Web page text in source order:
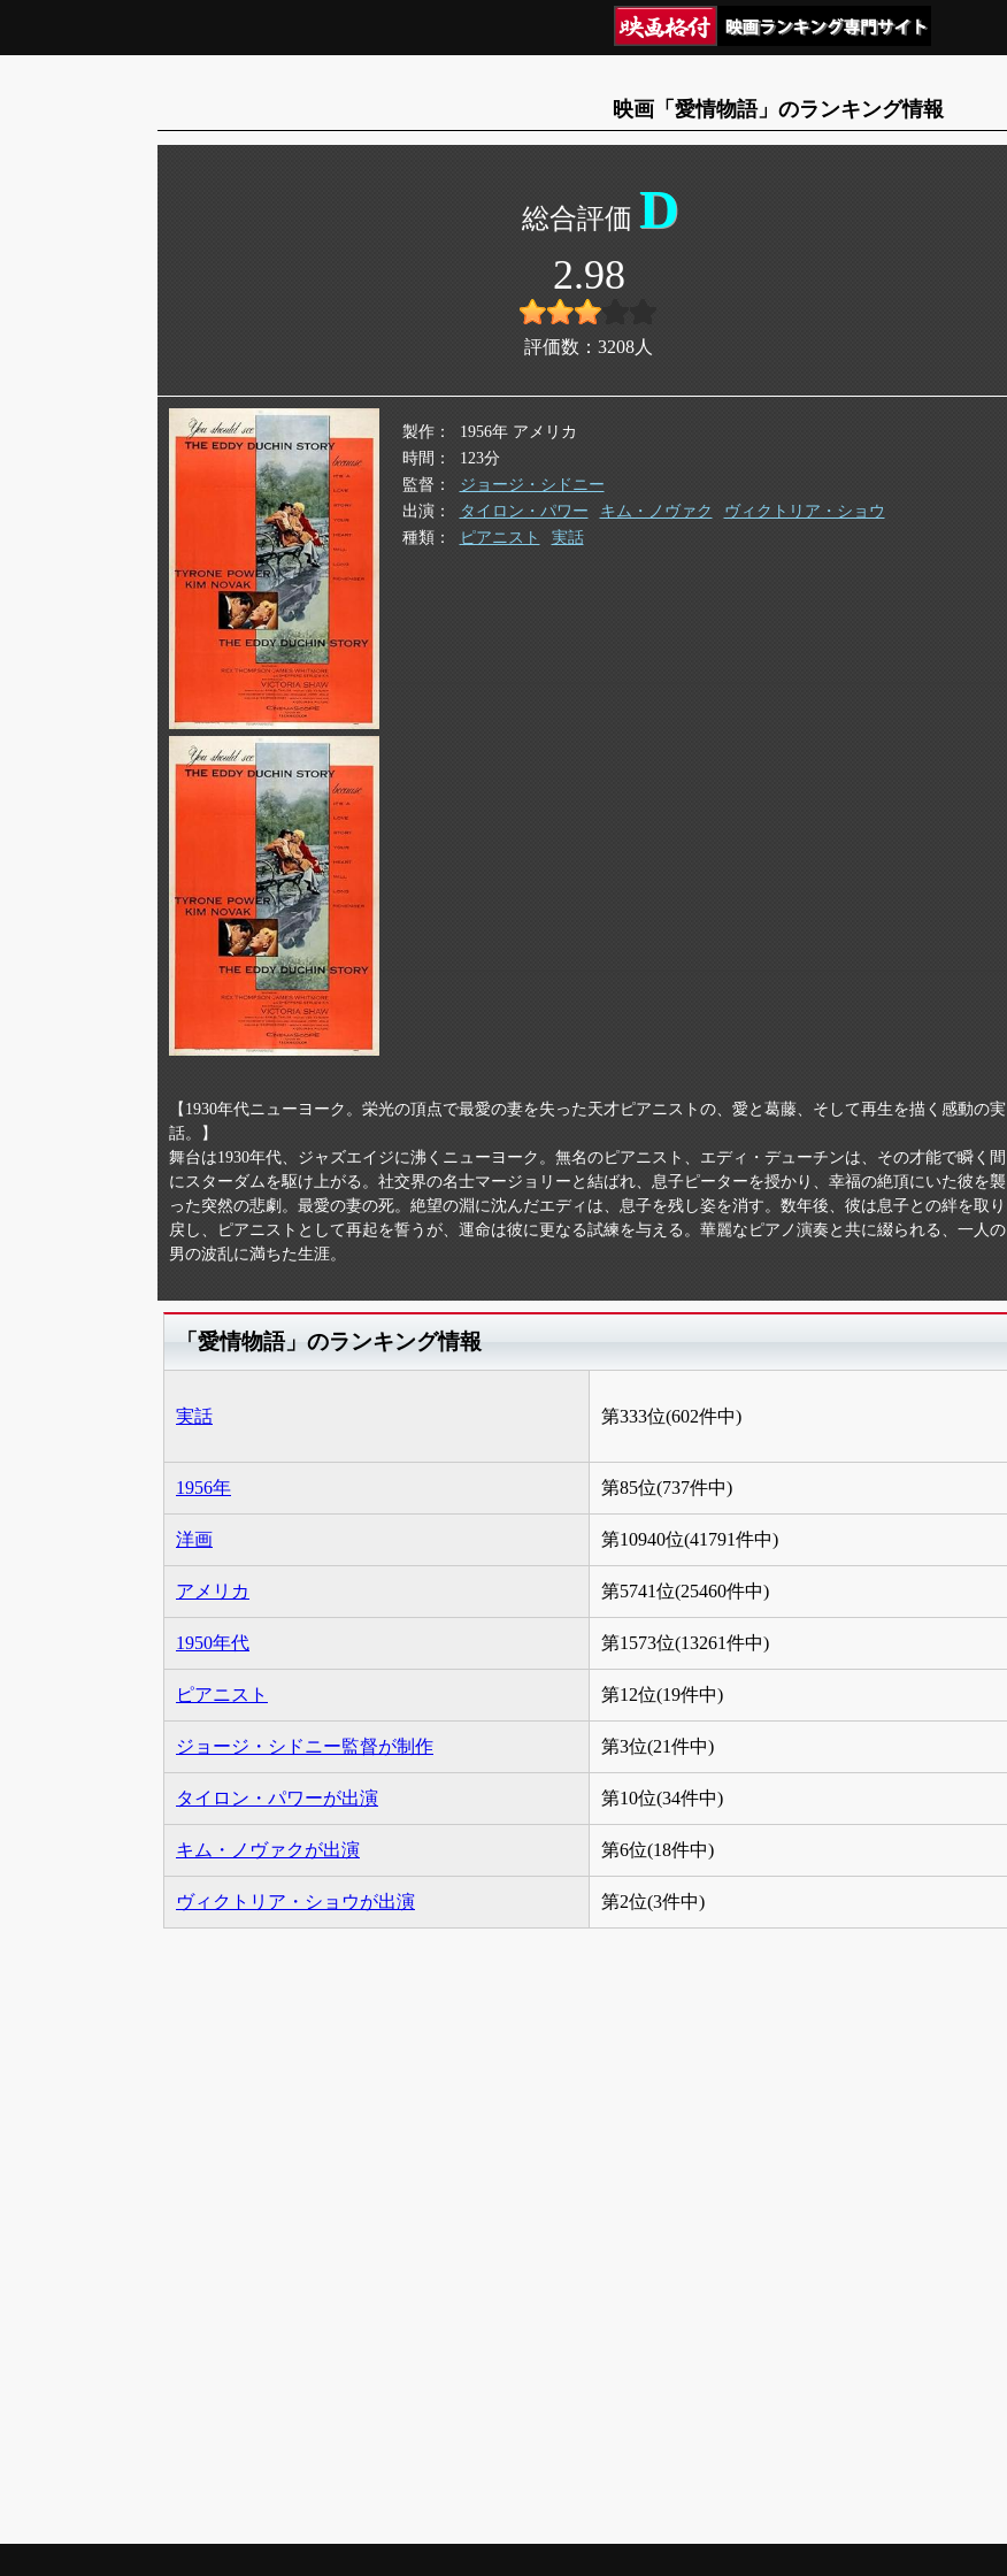
映画「愛情物語」のランキング情報
D
2.98
評価数： 3208 人
製作
1956年 アメリカ
時間
123分
監督
ジョージ・シドニー
出演
タイロン・パワー キム・ノヴァク
ヴィクトリア・ショウ
種類
ピアニスト 実話
【1930年代ニューヨーク。栄光の頂点で最愛の妻を失った天才ピアニストの、愛と葛藤、そして再生を描く感動の実
話。】
舞台は1930年代、ジャズエイジに沸くニューヨーク。無名のピアニスト、エディ・デューチンは、その才能で瞬く間
にスターダムを駆け上がる。社交界の名士マージョリーと結ばれ、息子ピーターを授かり、幸福の絶頂にいた彼を襲
った突然の悲劇。最愛の妻の死。絶望の淵に沈んだエディは、息子を残し姿を消す。数年後、彼は息子との絆を取り
戻し、ピアニストとして再起を誓うが、運命は彼に更なる試練を与える。華麗なピアノ演奏と共に綴られる、一人の
男の波乱に満ちた生涯。
「愛情物語」のランキング情報
実話 第333位(602件中)
1956年 第85位(737件中)
洋画 第10940位(41791件中)
アメリカ 第5741位(25460件中)
1950年代 第1573位(13261件中)
ピアニスト 第12位(19件中)
ジョージ・シドニー監督が制作 第3位(21件中)
タイロン・パワーが出演 第10位(34件中)
キム・ノヴァクが出演 第6位(18件中)
ヴィクトリア・ショウが出演 第2位(3件中)